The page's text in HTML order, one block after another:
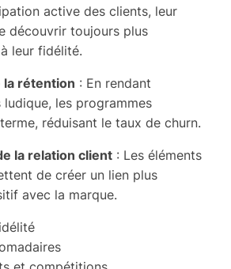
active des clients, leur
découvrir toujours plus
leur fidélité.
la rétention : En rendant
ludique, les programmes
réduisant le taux de churn.
la relation client : Les éléments
de créer un lien plus
avec la marque.